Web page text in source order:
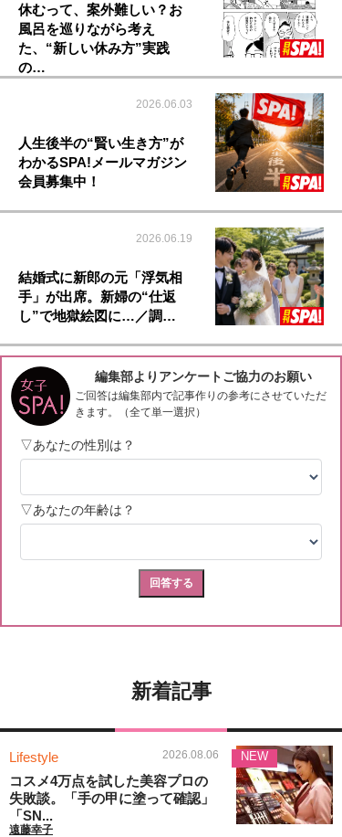
休むって、案外難しい？お
風呂を巡りながら考え
た、“新しい休み方”実践
の…
2026.06.03
人生後半の“賢い生き方”が
わかるSPA!メールマガジン
会員募集中！
2026.06.19
結婚式に新郎の元「浮気相
手」が出席。新婦の“仕返
し”で地獄絵図に…／調…
新着記事
Lifestyle 2026.08.06
コスメ4万点を試した美容プロの
失敗談。「手の甲に塗って確認」
「SN...
遠藤幸子
NEW